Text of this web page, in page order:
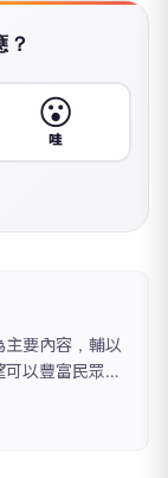
？
😮
哇
主要內容，輔以
以豐富民眾的